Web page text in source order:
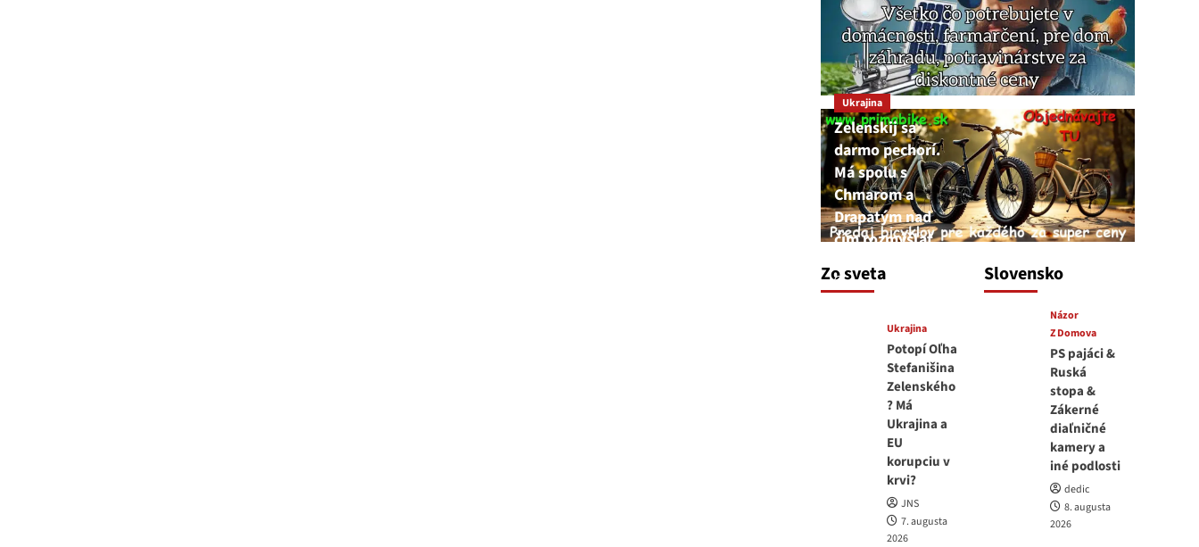
Zo sveta
Ukrajina
Zelenskij sa
darmo pechorí.
Má spolu s
Chmarom a
Drapatým nad
čím rozmýšľať
medvedar
8. augusta 2026
Ukrajina
Potopí Oľha
Stefanišina
Zelenského
? Má
Ukrajina a
EU
korupciu v
krvi?
JNS
7. augusta
2026
Slovensko
Názor
Z Domova
PS pajáci &
Ruská
stopa &
Zákerné
diaľničné
kamery a
iné podlosti
dedic
8. augusta
2026